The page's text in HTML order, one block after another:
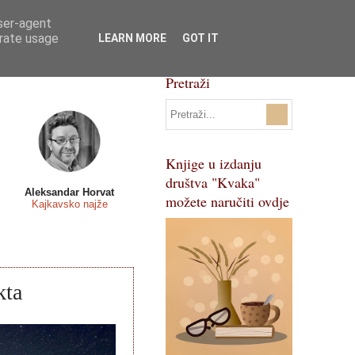
Svi natječaji
Pojmovnik
Aleksandar Horvat
Kajkavsko najže
Pretraži
Knjige u izdanju
društva "Kvaka"
možete naručiti ovdje
agent
usage
LEARN MORE GOT IT